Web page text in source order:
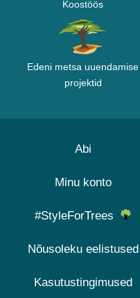
Koostöös
Edeni metsa uuendamise
projektid
Abi
Minu konto
#StyleForTrees
Nõusoleku eelistused
Kasutustingimused